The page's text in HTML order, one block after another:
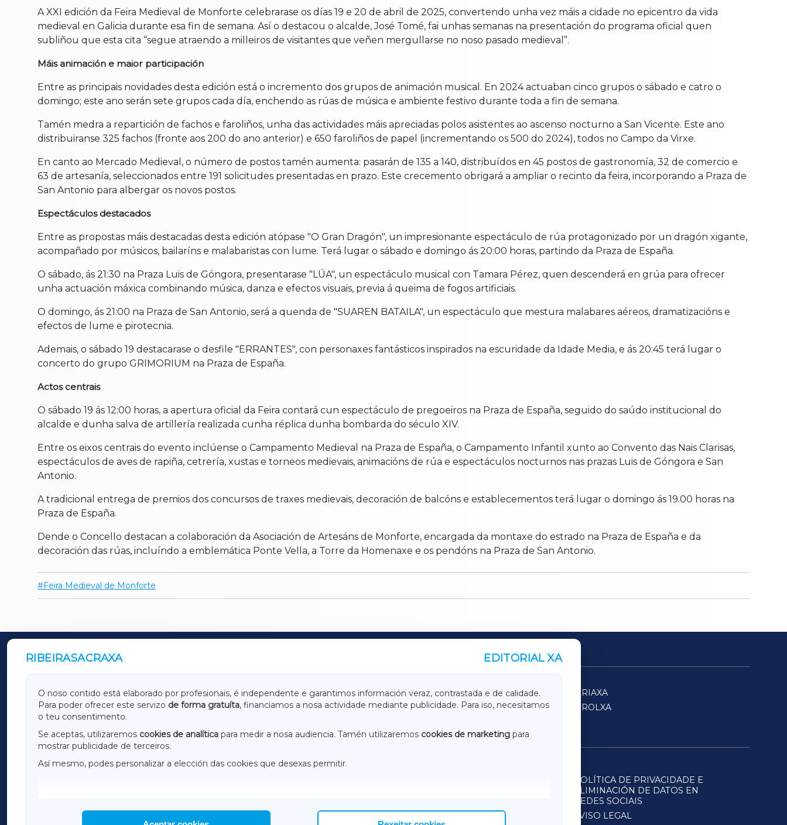
A XXI edición da Feira Medieval de Monforte celebrarase os días 19 e 20 de abril de 2025, convertendo unha vez máis a cidade no epicentro da vida
medieval en Galicia durante esa fin de semana. Así o destacou o alcalde, José Tomé, fai unhas semanas na presentación do programa oficial quen
subliñou que esta cita “segue atraendo a milleiros de visitantes que veñen mergullarse no noso pasado medieval”.
Máis animación e maior participación
Entre as principais novidades desta edición está o incremento dos grupos de animación musical. En 2024 actuaban cinco grupos o sábado e catro o
domingo; este ano serán sete grupos cada día, enchendo as rúas de música e ambiente festivo durante toda a fin de semana.
Tamén medra a repartición de fachos e faroliños, unha das actividades máis apreciadas polos asistentes ao ascenso nocturno a San Vicente. Este ano
distribuiranse 325 fachos (fronte aos 200 do ano anterior) e 650 faroliños de papel (incrementando os 500 do 2024), todos no Campo da Virxe.
En canto ao Mercado Medieval, o número de postos tamén aumenta: pasarán de 135 a 140, distribuídos en 45 postos de gastronomía, 32 de comercio e
63 de artesanía, seleccionados entre 191 solicitudes presentadas en prazo. Este crecemento obrigará a ampliar o recinto da feira, incorporando a Praza de
San Antonio para albergar os novos postos.
Espectáculos destacados
Entre as propostas máis destacadas desta edición atópase "O Gran Dragón", un impresionante espectáculo de rúa protagonizado por un dragón xigante,
acompañado por músicos, bailaríns e malabaristas con lume. Terá lugar o sábado e domingo ás 20:00 horas, partindo da Praza de España.
O sábado, ás 21:30 na Praza Luis de Góngora, presentarase "LÚA", un espectáculo musical con Tamara Pérez, quen descenderá en grúa para ofrecer
unha actuación máxica combinando música, danza e efectos visuais, previa á queima de fogos artificiais.
O domingo, ás 21:00 na Praza de San Antonio, será a quenda de "SUAREN BATAILA", un espectáculo que mestura malabares aéreos, dramatizacións e
efectos de lume e pirotecnia.
Ademais, o sábado 19 destacarase o desfile "ERRANTES", con personaxes fantásticos inspirados na escuridade da Idade Media, e ás 20:45 terá lugar o
concerto do grupo GRIMORIUM na Praza de España.
Actos centrais
O sábado 19 ás 12:00 horas, a apertura oficial da Feira contará cun espectáculo de pregoeiros na Praza de España, seguido do saúdo institucional do
alcalde e dunha salva de artillería realizada cunha réplica dunha bombarda do século XIV.
Entre os eixos centrais do evento inclúense o Campamento Medieval na Praza de España, o Campamento Infantil xunto ao Convento das Nais Clarisas,
espectáculos de aves de rapiña, cetrería, xustas e torneos medievais, animacións de rúa e espectáculos nocturnos nas prazas Luis de Góngora e San
Antonio.
A tradicional entrega de premios dos concursos de traxes medievais, decoración de balcóns e establecementos terá lugar o domingo ás 19.00 horas na
Praza de España.
Dende o Concello destacan a colaboración da Asociación de Artesáns de Monforte, encargada da montaxe do estrado na Praza de España e da
decoración das rúas, incluíndo a emblemática Ponte Vella, a Torre da Homenaxe e os pendóns na Praza de San Antonio.
Feira Medieval de Monforte
RIBEIRASACRAXA EDITORIAL XA
O noso contido está elaborado por profesionais, é independente e garantimos información veraz, contrastada e de calidade.
Para poder ofrecer este servizo de forma gratuíta, financiamos a nosa actividade mediante publicidade. Para iso, necesitamos
o teu consentimento.
Se aceptas, utilizaremos cookies de analítica para medir a nosa audiencia. Tamén utilizaremos cookies de marketing para
mostrar publicidade de terceiros.
Así mesmo, podes personalizar a elección das cookies que desexas permitir.
OUTROS PERIÓDICOS
GALICIAXA LUGOXA TERRACHAXA
SARRIAXA
AMARIÑAXA
RIBEIRASACRAXA ACORUÑAXA
FERROLXA
OURENSEXA
HEMEROTECA
POLÍTICA DE PRIVACIDADE E
ELIMINACIÓN DE DATOS EN
REDES SOCIAIS
AVISO LEGAL